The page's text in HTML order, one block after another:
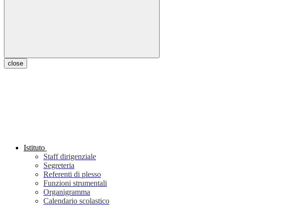
close
Istituto
Staff dirigenziale
Segreteria
Referenti di plesso
Funzioni strumentali
Organigramma
Calendario scolastico